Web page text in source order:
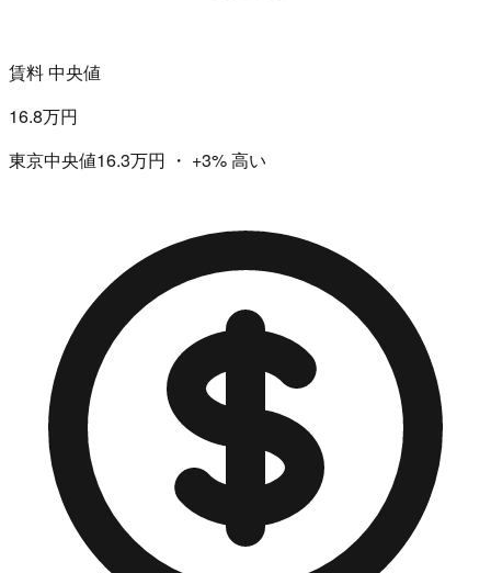
賃料 中央値
16.8万円
東京中央値16.3万円 ・ +3%高い